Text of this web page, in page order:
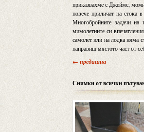
приказвахме с Джеймс,
повече приличат на стока
Многобройните задачи на
мимолетните си
самолет или на лодка няма
направиш мястото част от
← предишна
Снимки от всички